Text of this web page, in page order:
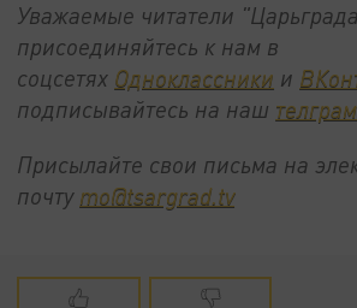
Уважаемые читатели
присоединяйтесь к нам в
соцсетях Одноклассники и
подписывайтесь на наш
Присылайте свои письма на
почту mo@tsargrad.tv